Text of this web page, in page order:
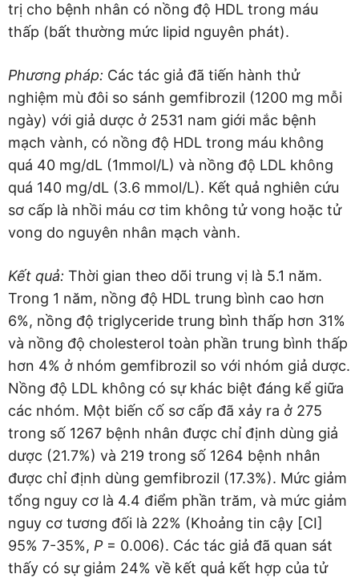
trị cho bệnh nhân có nồng độ HDL trong máu
thấp (bất thường mức lipid nguyên phát).
Phương pháp: Các tác giả đã tiến hành thử
nghiệm mù đôi so sánh gemfibrozil (1200 mg mỗi
ngày) với giả dược ở 2531 nam giới mắc bệnh
mạch vành, có nồng độ HDL trong máu không
quá 40 mg/dL (1mmol/L) và nồng độ LDL không
quá 140 mg/dL (3.6 mmol/L). Kết quả nghiên cứu
sơ cấp là nhồi máu cơ tim không tử vong hoặc tử
vong do nguyên nhân mạch vành.
Kết quả: Thời gian theo dõi trung vị là 5.1 năm.
Trong 1 năm, nồng độ HDL trung bình cao hơn
6%, nồng độ triglyceride trung bình thấp hơn 31%
và nồng độ cholesterol toàn phần trung bình thấp
hơn 4% ở nhóm gemfibrozil so với nhóm giả dược.
Nồng độ LDL không có sự khác biệt đáng kể giữa
các nhóm. Một biến cố sơ cấp đã xảy ra ở 275
trong số 1267 bệnh nhân được chỉ định dùng giả
dược (21.7%) và 219 trong số 1264 bệnh nhân
được chỉ định dùng gemfibrozil (17.3%). Mức giảm
tổng nguy cơ là 4.4 điểm phần trăm, và mức giảm
nguy cơ tương đối là 22% (Khoảng tin cậy [CI]
95% 7-35%, P = 0.006). Các tác giả đã quan sát
thấy có sự giảm 24% về kết quả kết hợp của tử